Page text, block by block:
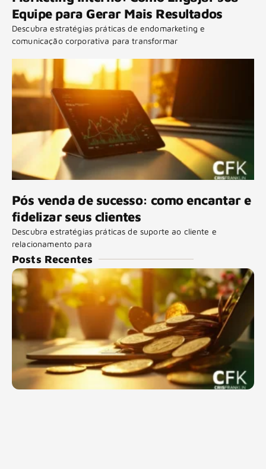
Equipe para Gerar Mais Resultados
Descubra estratégias práticas de endomarketing e
comunicação corporativa para transformar
Pós venda de sucesso: como encantar e
fidelizar seus clientes
Descubra estratégias práticas de suporte ao cliente e
relacionamento para
Posts Recentes